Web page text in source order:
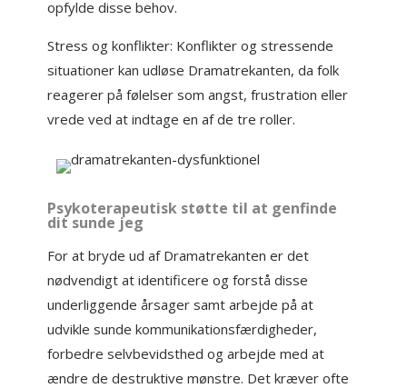
opfylde disse behov.
Stress og konflikter: Konflikter og stressende
situationer kan udløse Dramatrekanten, da folk
reagerer på følelser som angst, frustration eller
vrede ved at indtage en af de tre roller.
Psykoterapeutisk støtte til at genfinde
dit sunde jeg
For at bryde ud af Dramatrekanten er det
nødvendigt at identificere og forstå disse
underliggende årsager samt arbejde på at
udvikle sunde kommunikationsfærdigheder,
forbedre selvbevidsthed og arbejde med at
ændre de destruktive mønstre. Det kræver ofte